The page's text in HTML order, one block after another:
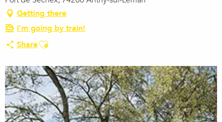
Getting there
I'm going by train!
ShareAjouter aux favoris